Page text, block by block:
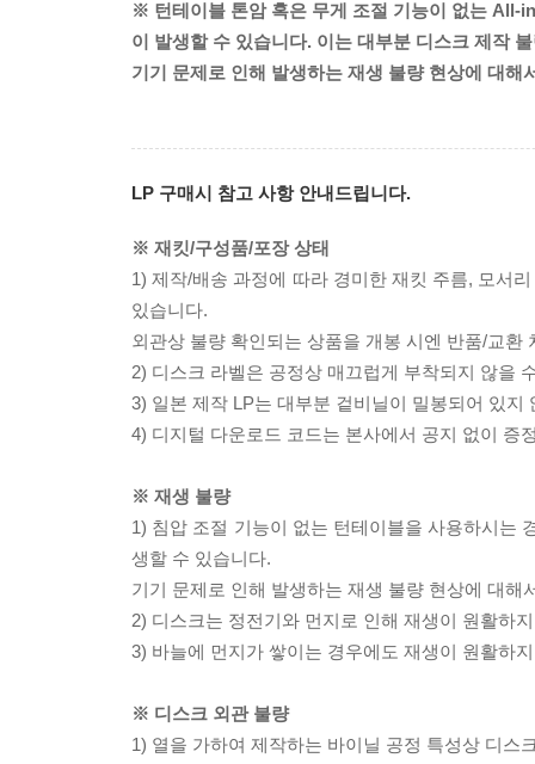
※ 턴테이블 톤암 혹은 무게 조절 기능이 없는 All-
이 발생할 수 있습니다. 이는 대부분 디스크 제작
기기 문제로 인해 발생하는 재생 불량 현상에 대
LP 구매시 참고 사항 안내드립니다.
※ 재킷/구성품/포장 상태
1) 제작/배송 과정에 따라 경미한 재킷 주름, 모서
있습니다.
외관상 불량 확인되는 상품을 개봉 시엔 반품/교환
2) 디스크 라벨은 공정상 매끄럽게 부착되지 않을
3) 일본 제작 LP는 대부분 겉비닐이 밀봉되어 있지
4) 디지털 다운로드 코드는 본사에서 공지 없이 증
※ 재생 불량
1) 침압 조절 기능이 없는 턴테이블을 사용하시는
생할 수 있습니다.
기기 문제로 인해 발생하는 재생 불량 현상에 대
2) 디스크는 정전기와 먼지로 인해 재생이 원활하
3) 바늘에 먼지가 쌓이는 경우에도 재생이 원활하
※ 디스크 외관 불량
1) 열을 가하여 제작하는 바이닐 공정 특성상 디스